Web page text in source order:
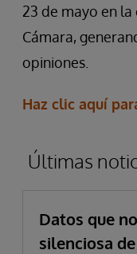
23 de mayo en
Cámara,
opiniones.
Haz clic aquí
Últimas
Datos que
silenciosa